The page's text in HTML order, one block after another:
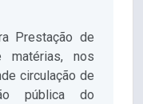
Prestação de
matérias, nos
circulação de
pública do